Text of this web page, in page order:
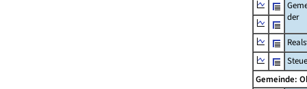
der
Gemeinde: